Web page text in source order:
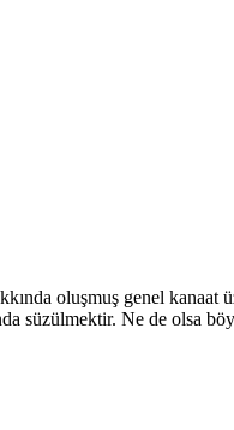
oluşmuş genel kanaat
süzülmektir. Ne de olsa